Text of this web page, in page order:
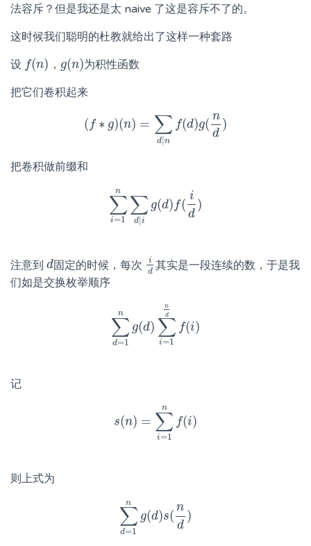
法容斥？但是我还是太 naive 了这是容斥不了的。
这时候我们聪明的杜教就给出了这样一种套路
设 f(n)
f(n) ， g(n)
g(n) 为积性函数
把它们卷积起来
( f ∗ g)(n) = ∑
d| n
f(d)g(
n
d
)
f∗g)(n) =∑ d|n (d)g(nd)
把卷积做前缀和
∑
i=1
n ∑
d| i
g(d) f(
i
d
)
∑i 1n d|ig(d)f (id )
注意到 d
d固定的时候，每次
i
d
id其实是一段连续的数，于是我
们如是交换枚举顺序
∑
d=1
n
g(d) ∑
i=1
n
d
f(i)
∑d =1ng( d) =1nd
记
s(n) = ∑
i=1
n
f(i)
s(n) =∑ =1 nf(i)
则上式为
∑
d=1
n
g(d)s(
n
d
)
∑d =1ng(d)s(n